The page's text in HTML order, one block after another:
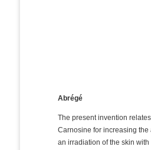
Abrégé
The present invention
Carnosine for increasing
an irradiation of the skin